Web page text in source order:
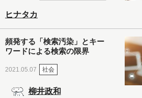
ヒナタカ
頻発する「検索汚染」とキー
ワードによる検索の限界
2021.05.07 社会
柳井政和